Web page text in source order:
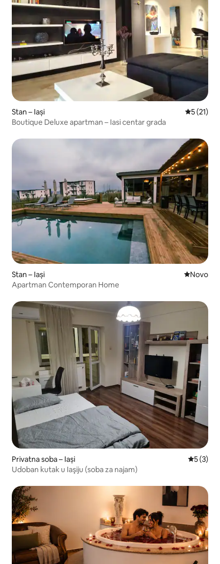
Stan – Iași Prosječna
5 (21)
Boutique Deluxe apartman – Iasi centar grada
Stan – Iași Novi
Novo
Apartman Contemporan Home
Privatna soba – Iași
5 (3)
Udoban kutak u Iaşiju (soba za najam)